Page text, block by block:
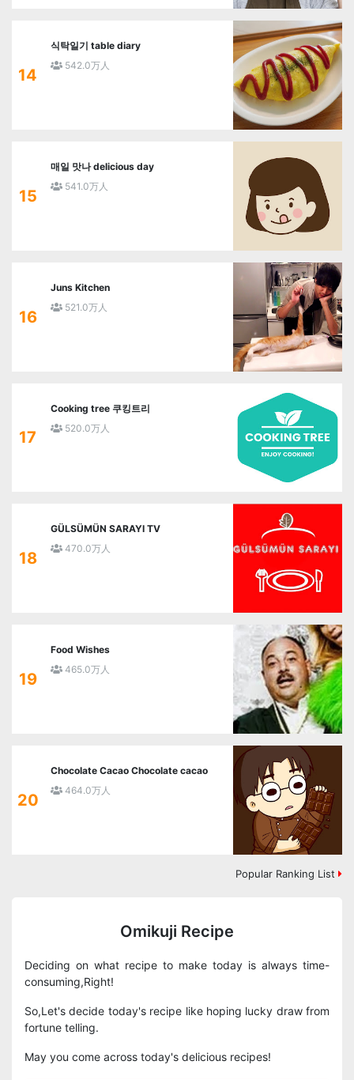
14
식탁일기 table diary
542.0万人
15
매일 맛나 delicious day
541.0万人
16
Juns Kitchen
521.0万人
17
Cooking tree 쿠킹트리
520.0万人
18
GÜLSÜMÜN SARAYI TV
470.0万人
19
Food Wishes
465.0万人
20
Chocolate Cacao Chocolate cacao
464.0万人
Popular Ranking List
Omikuji Recipe
Deciding on what recipe to make today is always time-
consuming,Right!
So,Let's decide today's recipe like hoping lucky draw from
fortune telling.
May you come across today's delicious recipes!